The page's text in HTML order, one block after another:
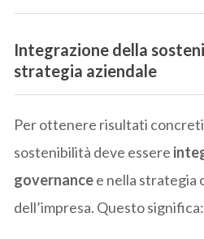
Integrazione della
strategia aziendale
Per ottenere risultati
sostenibilità deve essere
governancee nella strategia
dell’impresa. Questo significa: